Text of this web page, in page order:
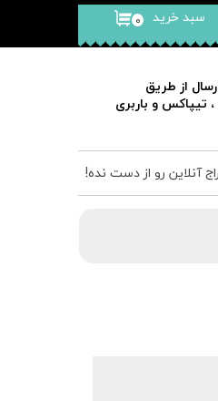
از طریق
تیپاکس و باربری
۰ سبد خرید
آنلاین رو از دست نده!